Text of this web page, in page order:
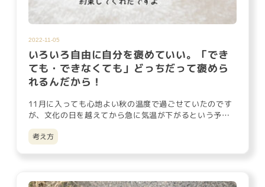
2022-11-05
いろいろ自由に自分を褒めていい。「でき
ても・できなくても」どっちだって褒めら
れるんだから！
11月に入っても心地よい秋の温度で過ごせていたのです
が、文化の日を越えてから急に気温が下がるという予報
の通り、昨日から朝…
考え方